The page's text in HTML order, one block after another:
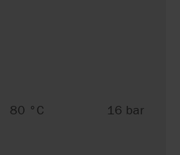
80 °C 16 bar